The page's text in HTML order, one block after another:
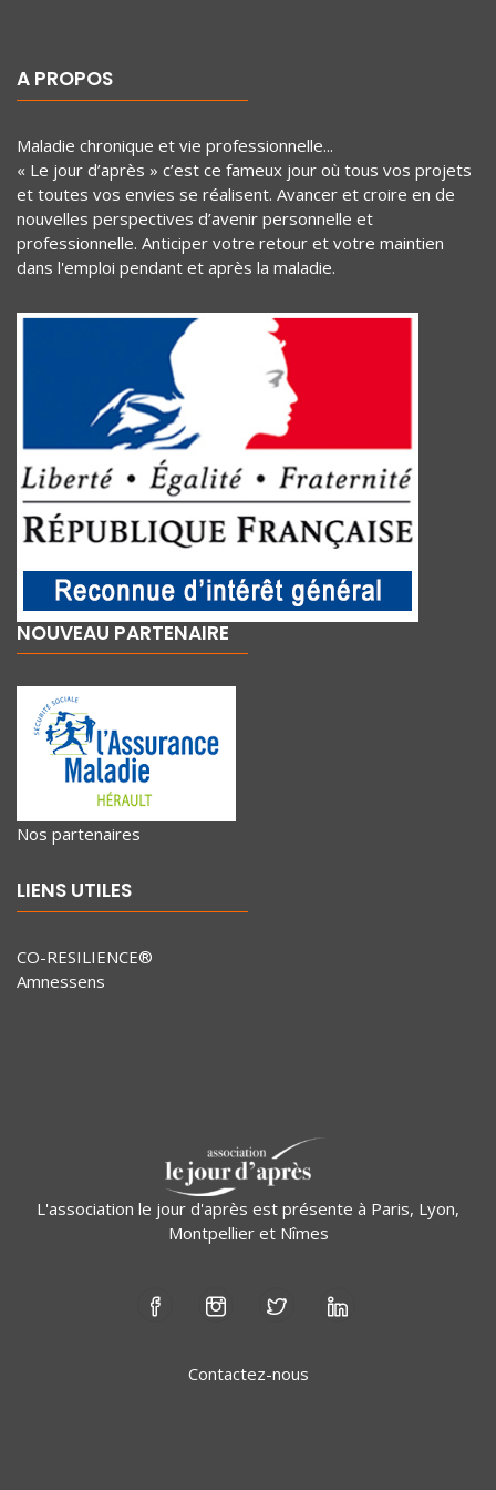
A PROPOS
Maladie chronique et vie professionnelle...
« Le jour d’après » c’est ce fameux jour où tous vos projets
et toutes vos envies se réalisent. Avancer et croire en de
nouvelles perspectives d’avenir personnelle et
professionnelle. Anticiper votre retour et votre maintien
dans l'emploi pendant et après la maladie.
NOUVEAU PARTENAIRE
Nos partenaires
LIENS UTILES
CO-RESILIENCE®
Amnessens
L'association le jour d'après est présente à Paris, Lyon,
Montpellier et Nîmes
Contactez-nous